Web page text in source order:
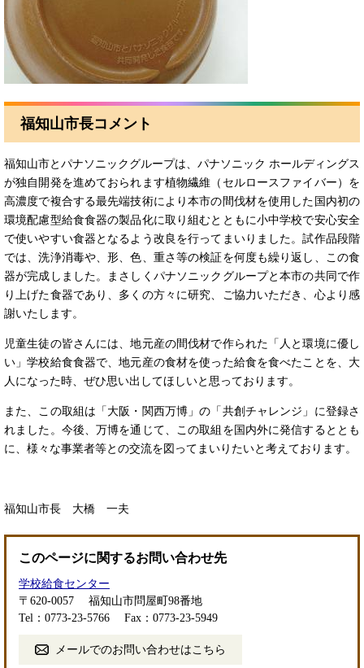
福知山市長コメント
福知山市とパナソニックグループは、パナソニック ホールディングス
が独自開発を進めておられます植物繊維（セルロースファイバー）を
高濃度で複合する最先端技術により本市の間伐材を使用した国内初の
環境配慮型給食食器の製品化に取り組むとともに小中学校で安心安全
で使いやすい食器となるよう改良を行ってまいりました。試作品段階
では、洗浄消毒や、形、色、重さ等の検証を何度も繰り返し、この食
器が完成しました。まさしくパナソニックグループと本市の共同で作
り上げた食器であり、多くの方々に研究、ご協力いただき、心より感
謝いたします。
児童生徒の皆さんには、地元産の間伐材で作られた「人と環境に優し
い」学校給食食器で、地元産の食材を使った給食を食べたことを、大
人になった時、ぜひ思い出してほしいと思っております。
また、この取組は「大阪・関西万博」の「共創チャレンジ」に登録さ
れました。今後、万博を通じて、この取組を国内外に発信するととも
に、様々な事業者等との交流を図ってまいりたいと考えております。
福知山市長 大橋 一夫
このページに関するお問い合わせ先
学校給食センター
〒620-0057
福知山市問屋町98番地
Tel：0773-23-5766
Fax：0773-23-5949
メールでのお問い合わせはこちら